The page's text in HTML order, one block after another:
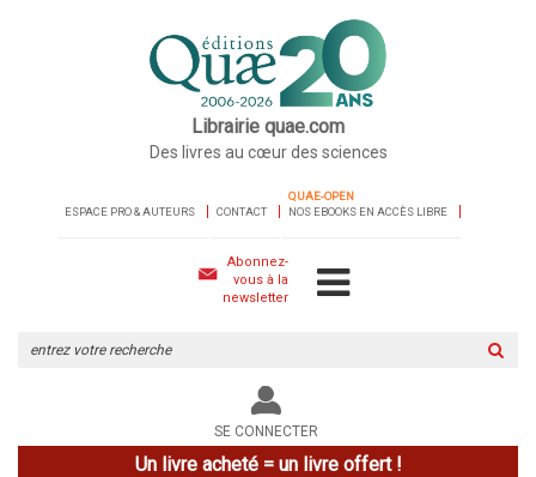
Librairie quae.com
Des livres au cœur des sciences
ESPACE PRO & AUTEURS CONTACT
QUAE-OPEN
NOS EBOOKS EN ACCÈS LIBRE
Abonnez-
vous à la
newsletter
le
site
SE CONNECTER
Un livre acheté = un livre offert !